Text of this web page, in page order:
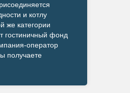
и котлу
же категории
гостиничный фонд
оператор
получаете